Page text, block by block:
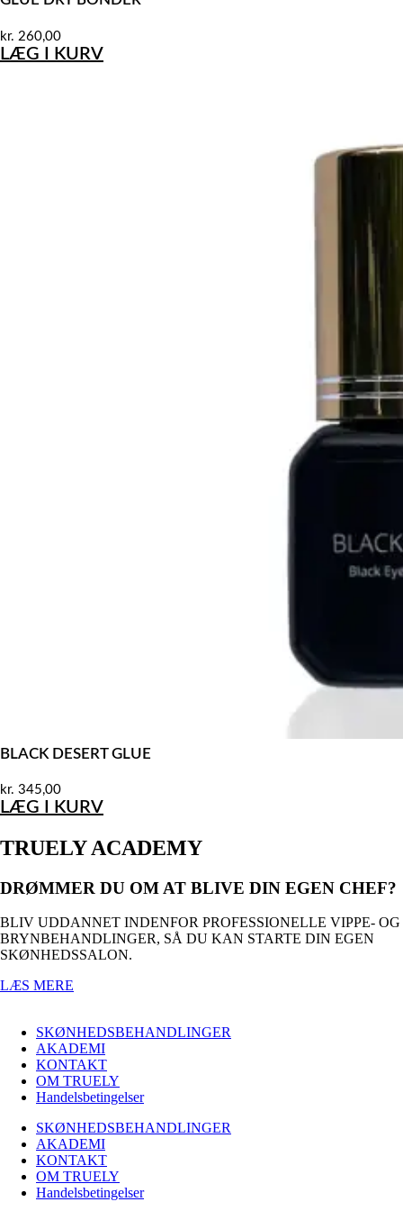
kr. 260,00
LÆG I KURV
BLACK DESERT GLUE
kr. 345,00
LÆG I KURV
TRUELY ACADEMY
DRØMMER DU OM AT BLIVE DIN EGEN CHEF?
BLIV UDDANNET INDENFOR PROFESSIONELLE VIPPE- OG
BRYNBEHANDLINGER, SÅ DU KAN STARTE DIN EGEN
SKØNHEDSSALON.
LÆS MERE
SKØNHEDSBEHANDLINGER
AKADEMI
KONTAKT
OM TRUELY
Handelsbetingelser
SKØNHEDSBEHANDLINGER
AKADEMI
KONTAKT
OM TRUELY
Handelsbetingelser